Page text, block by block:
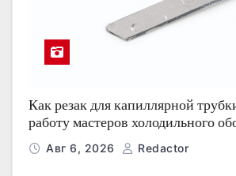
Как резак для капиллярной
работу мастеров холодильного
Авг 6, 2026 Redactor